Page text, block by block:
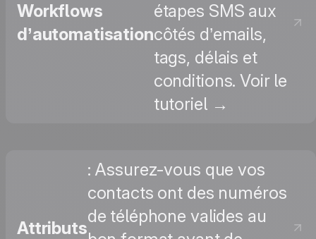
Workflows
d’automatisation
étapes SMS aux
côtés d’emails,
tags, délais et
conditions. Voir le
tutoriel →
Attributs
: Assurez-vous que vos
contacts ont des numéros
de téléphone valides au